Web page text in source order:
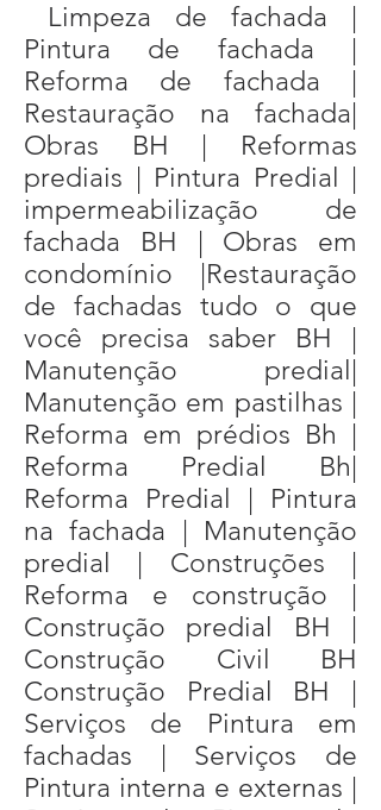
​​ Limpeza de fachada |
Pintura de fachada |
Reforma de fachada |
Restauração na fachada|
Obras BH | Reformas
prediais | Pintura Predial |
impermeabilização de
fachada BH | Obras em
condomínio |Restauração
de fachadas tudo o que
você precisa saber BH |
Manutenção predial|
Manutenção em pastilhas |
Reforma em prédios Bh |
Reforma Predial Bh|
Reforma Predial | Pintura
na fachada | Manutenção
predial | Construções |
Reforma e construção |
Construção predial BH |
Construção Civil BH
Construção Predial BH |
Serviços de Pintura em
fachadas | Serviços de
Pintura interna e externas |